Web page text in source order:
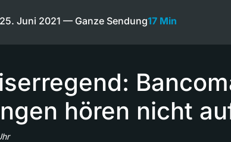
Juni 2021 — Ganze Sendung17 Min
hören nicht